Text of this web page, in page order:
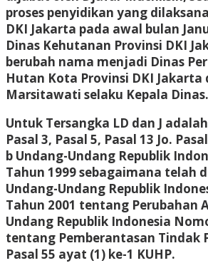
proses penyidikan yang
DKI Jakarta pada awal bulan
Dinas Kehutanan Provinsi DKI
berubah nama menjadi Dinas
Hutan Kota Provinsi DKI Jakarta
Marsitawati selaku Kepala Dinas.
Untuk Tersangka LD dan J
Pasal 3, Pasal 5, Pasal 13 Jo.
b Undang-Undang Republik
Tahun 1999 sebagaimana telah
Undang-Undang Republik
Tahun 2001 tentang Perubahan
Undang Republik Indonesia
tentang Pemberantasan Tindak
Pasal 55 ayat (1) ke-1 KUHP.